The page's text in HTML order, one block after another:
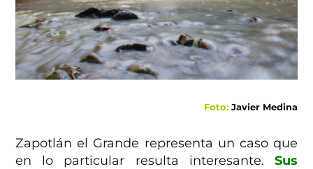
Foto:Javier Medina
Zapotlán el Grande representa un caso que
en lo particular resulta interesante. Sus